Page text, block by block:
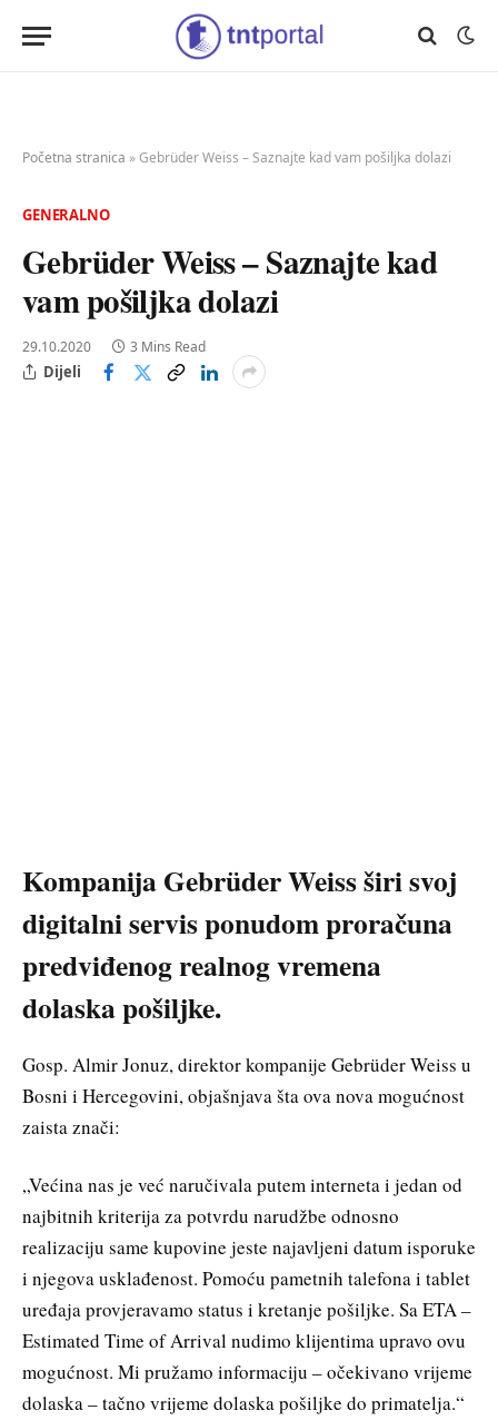
Početna stranica »Gebrüder Weiss – Saznajte kad vam pošiljka dolazi
GENERALNO
Gebrüder Weiss – Saznajte kad
vam pošiljka dolazi
29.10.2020 3 Mins Read
Dijeli
Kompanija Gebrüder Weiss širi svoj
digitalni servis ponudom proračuna
predviđenog realnog vremena
dolaska pošiljke.
Gosp. Almir Jonuz, direktor kompanije Gebrüder Weiss u
Bosni i Hercegovini, objašnjava šta ova nova mogućnost
zaista znači:
„Većina nas je već naručivala putem interneta i jedan od
najbitnih kriterija za potvrdu narudžbe odnosno
realizaciju same kupovine jeste najavljeni datum isporuke
i njegova usklađenost. Pomoću pametnih talefona i tablet
uređaja provjeravamo status i kretanje pošiljke. Sa ETA –
Estimated Time of Arrival nudimo klijentima upravo ovu
mogućnost. Mi pružamo informaciju – očekivano vrijeme
dolaska – tačno vrijeme dolaska pošiljke do primatelja.“